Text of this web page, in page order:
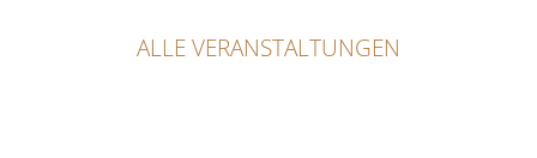
ALLE VERANSTALTUNGEN